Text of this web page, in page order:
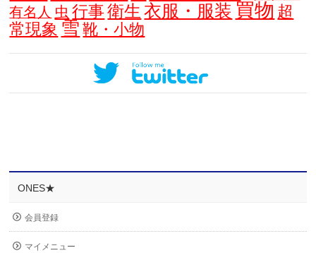
有名人 虫 行事 衛生 衣服・服装 買物 超
常現象 雪 靴・小物
ONES★
会員登録
マイメニュー